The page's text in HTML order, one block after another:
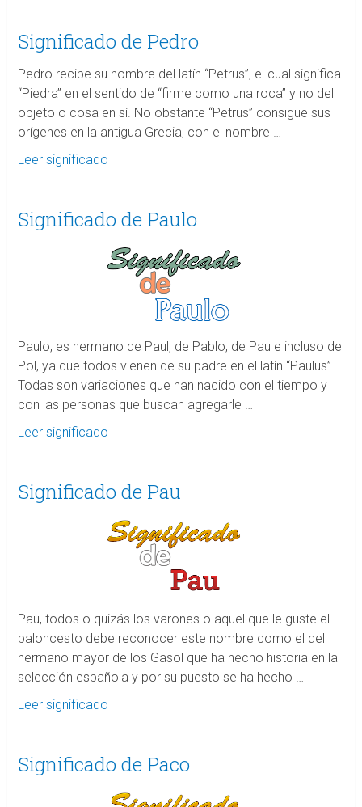
Significado de Pedro
Pedro recibe su nombre del latín “Petrus”, el cual significa
“Piedra” en el sentido de “firme como una roca” y no del
objeto o cosa en sí. No obstante “Petrus” consigue sus
orígenes en la antigua Grecia, con el nombre …
Leer significado
Significado de Paulo
Paulo, es hermano de Paul, de Pablo, de Pau e incluso de
Pol, ya que todos vienen de su padre en el latín “Paulus”.
Todas son variaciones que han nacido con el tiempo y
con las personas que buscan agregarle …
Leer significado
Significado de Pau
Pau, todos o quizás los varones o aquel que le guste el
baloncesto debe reconocer este nombre como el del
hermano mayor de los Gasol que ha hecho historia en la
selección española y por su puesto se ha hecho …
Leer significado
Significado de Paco